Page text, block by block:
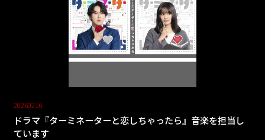
20260216
ドラマ『ターミネーターと恋しちゃったら』音楽を担当し
ています